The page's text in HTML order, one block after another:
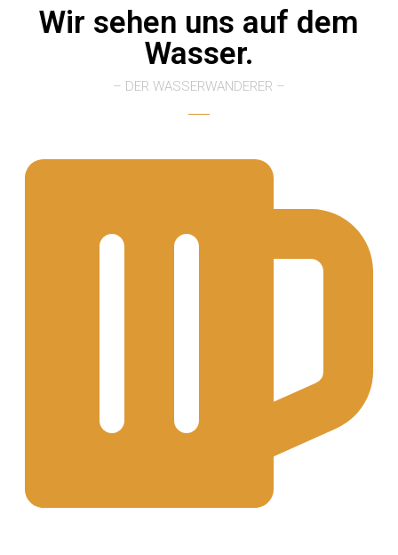
Wir sehen uns auf dem
Wasser.
– DER WASSERWANDERER –